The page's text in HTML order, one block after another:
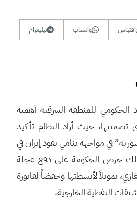
اقتباس واتساب تيليغرام
الحكومي للمنطقة الشرقية أهمية
تضمنتها، حيث أراد النظام تأكيد
في مواجهة تنامي نفوذ إيران في
حرص الحكومة على دفع عجلة
تمويلاً لأنشطتها وخفضاً لفاتورة
النفطية الخارجية.